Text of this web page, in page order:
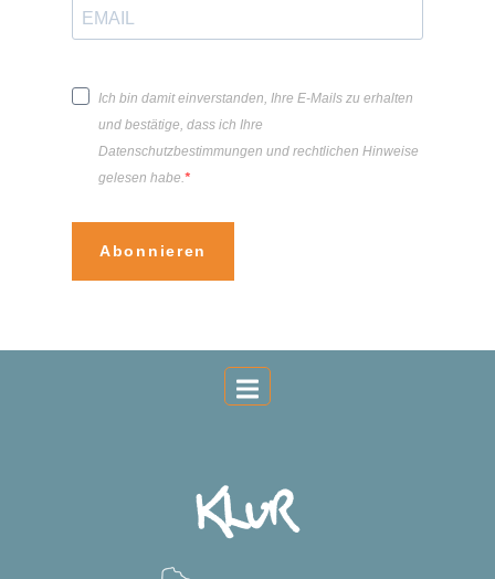
Ich bin damit einverstanden, Ihre E-Mails zu erhalten
und bestätige, dass ich Ihre
Datenschutzbestimmungen und rechtlichen Hinweise
gelesen habe.
Abonnieren